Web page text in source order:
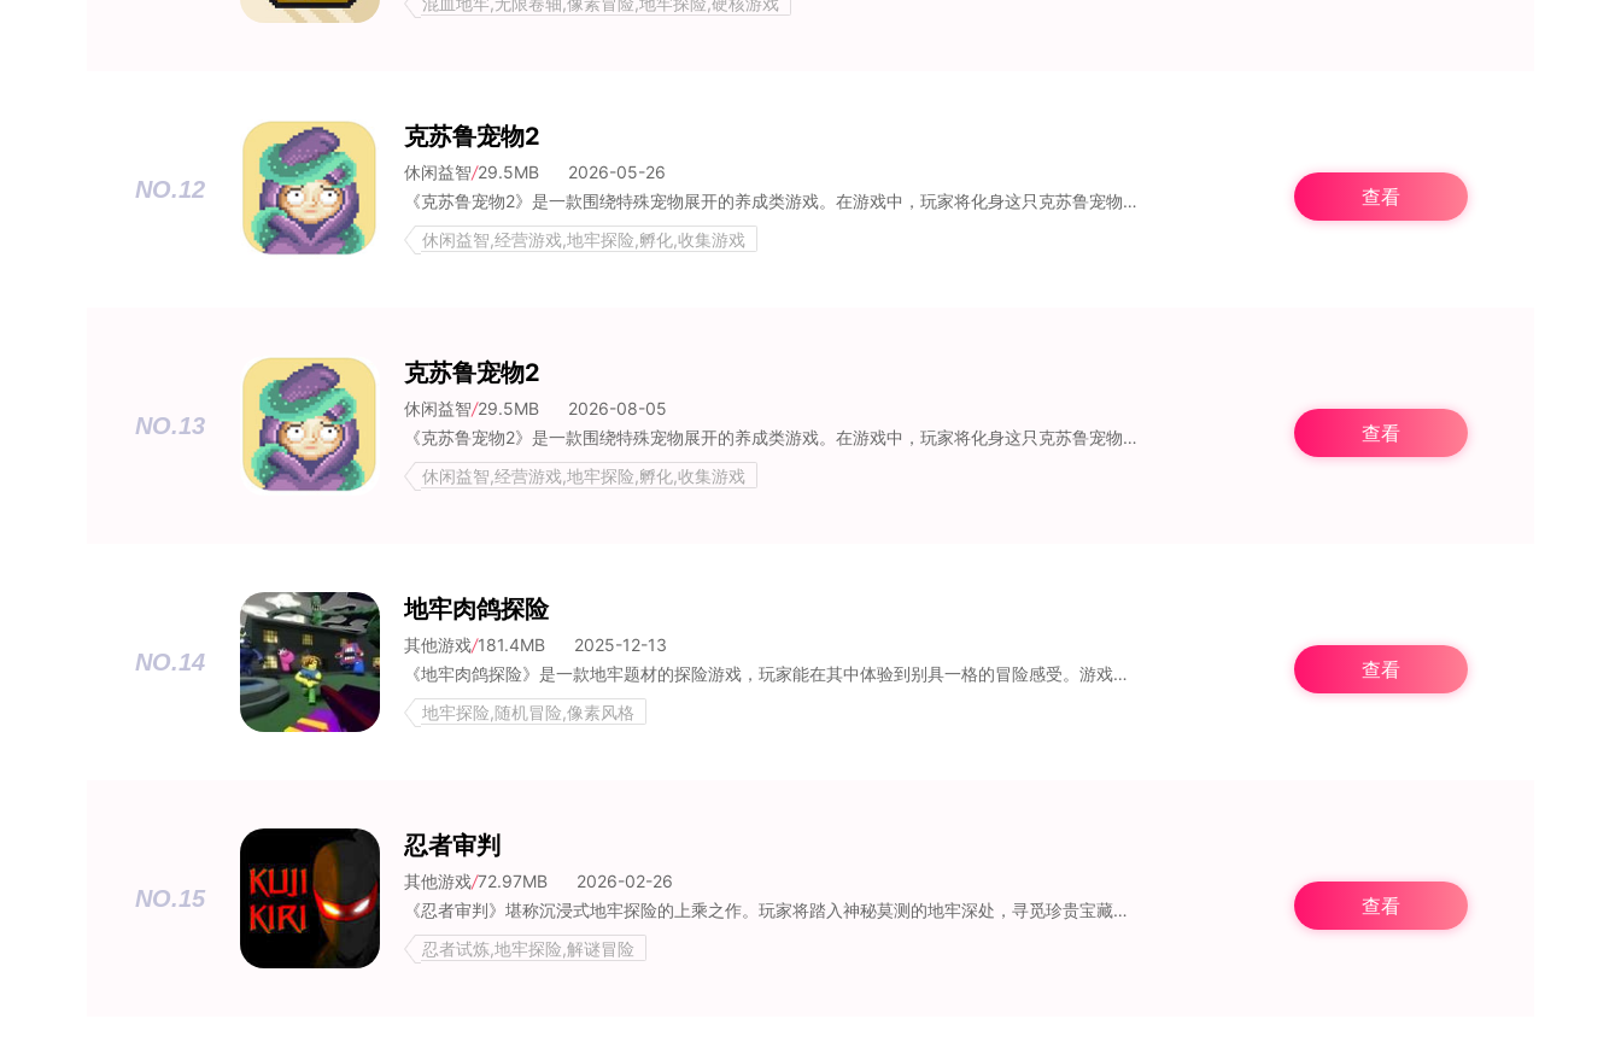
NO.12
克苏鲁宠物2
休闲益智/29.5MB
2026-05-26
《克苏鲁宠物2》是一款围绕特殊宠物展开的养成类游戏。在游戏中，玩家将化身这只克苏鲁宠物的主人，陪伴它从幼体阶段一路成长至完全体形态。过程中，你需要负责宠物的日常
休闲益智,经营游戏,地牢探险,孵化,收集游戏
查看
NO.13
克苏鲁宠物2
休闲益智/29.5MB
2026-08-05
《克苏鲁宠物2》是一款围绕特殊宠物展开的养成类游戏。在游戏中，玩家将化身这只克苏鲁宠物的主人，陪伴它从幼体阶段一路成长至完全体形态。过程中，你需要负责宠物的日常
休闲益智,经营游戏,地牢探险,孵化,收集游戏
查看
NO.14
地牢肉鸽探险
其他游戏/181.4MB
2025-12-13
《地牢肉鸽探险》是一款地牢题材的探险游戏，玩家能在其中体验到别具一格的冒险感受。游戏里的每一局都是全新的冒险，其环境设计充满恐怖感，营造出独特的黑暗氛围。玩家的
地牢探险,随机冒险,像素风格
查看
NO.15
忍者审判
其他游戏/72.97MB
2026-02-26
《忍者审判》堪称沉浸式地牢探险的上乘之作。玩家将踏入神秘莫测的地牢深处，寻觅珍贵宝藏与强力武器；在危机四伏却又暗藏机遇的秘境之中，不断磨砺自身实力，完成一段段惊
忍者试炼,地牢探险,解谜冒险
查看